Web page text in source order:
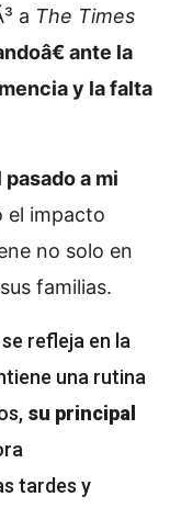
a The Times
ante la
y la falta
a mi
el impacto
no solo en
familias.
refleja en la
una rutina
su principal
tardes y